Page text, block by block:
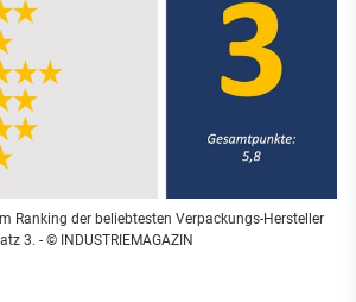
Ranking der beliebtesten Verpackungs-Hersteller
3. - © INDUSTRIEMAGAZIN